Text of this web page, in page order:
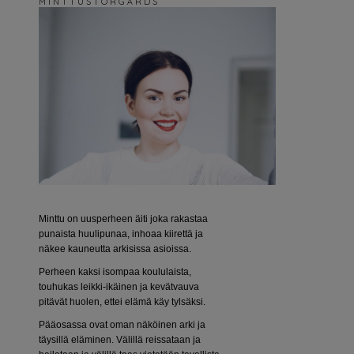
Minttu on uusperheen äiti joka rakastaa
punaista huulipunaa, inhoaa kiirettä ja
näkee kauneutta arkisissa asioissa.
Perheen kaksi isompaa koululaista,
touhukas leikki-ikäinen ja kevätvauva
pitävät huolen, ettei elämä käy tylsäksi.
Pääosassa ovat oman näköinen arki ja
täysillä eläminen. Välillä reissataan ja